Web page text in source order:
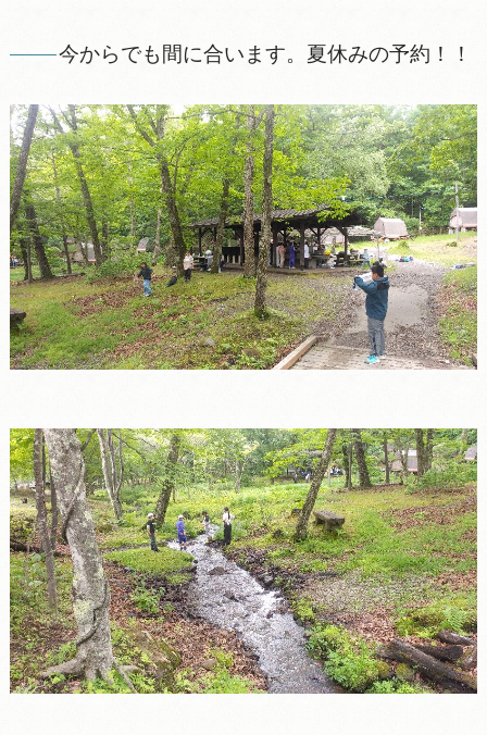
今からでも間に合います。夏休みの予約！！